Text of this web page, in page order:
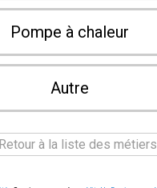
Pompe à chaleur
Autre
Retour à la liste des métiers